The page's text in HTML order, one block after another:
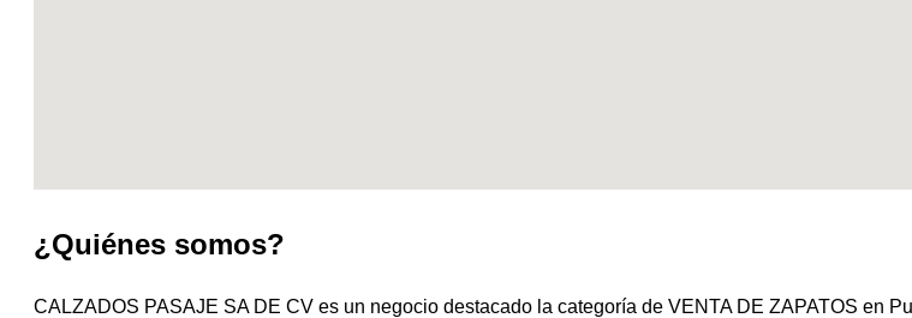
¿Quiénes somos?
CALZADOS PASAJE SA DE CV es un negocio destacado la categoría de VENTA DE ZAPATOS en